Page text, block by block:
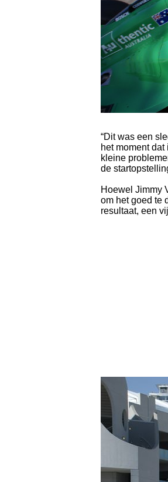
“Dit was een
het moment
kleine
de
Hoewel Jimmy
om het goed te
resultaat, een